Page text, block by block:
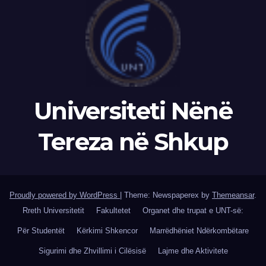
Universiteti Nënë
Tereza në Shkup
Proudly powered by WordPress Theme: Newspaperex by Themeansar.
Rreth Universitetit
Fakultetet Organet dhe trupat e UNT-së:
Për Studentët Kërkimi Shkencor Marrëdhëniet Ndërkombëtare
Sigurimi dhe Zhvillimi i Cilësisë Lajme dhe Aktivitete